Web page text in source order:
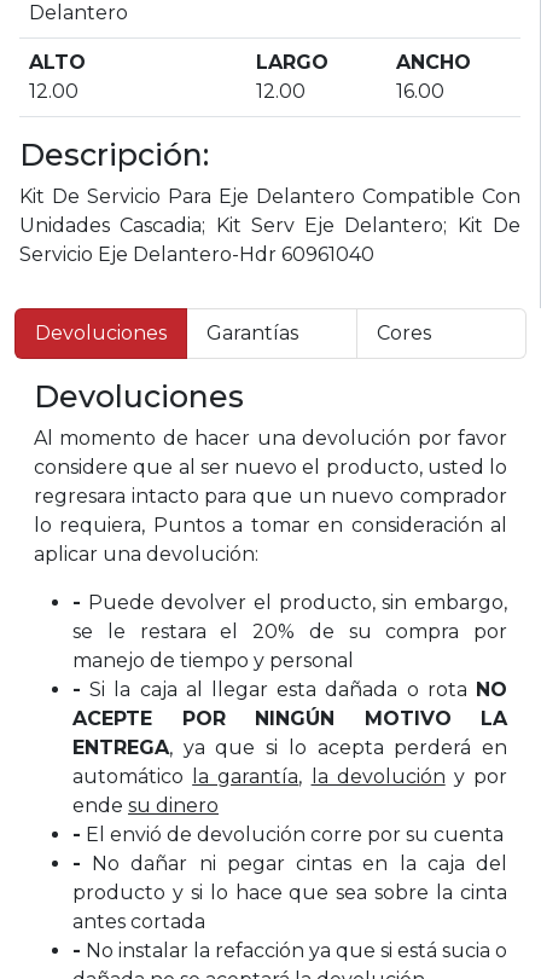
Delantero
ALTO
12.00
LARGO
12.00
ANCHO
16.00
Descripción:
Kit De Servicio Para Eje Delantero Compatible Con
Unidades Cascadia; Kit Serv Eje Delantero; Kit De
Servicio Eje Delantero-Hdr 60961040
Devoluciones Garantías Cores
Devoluciones
Al momento de hacer una devolución por favor
considere que al ser nuevo el producto, usted lo
regresara intacto para que un nuevo comprador
lo requiera, Puntos a tomar en consideración al
aplicar una devolución:
- Puede devolver el producto, sin embargo,
se le restara el 20% de su compra por
manejo de tiempo y personal
- Si la caja al llegar esta dañada o rota NO
ACEPTE POR NINGÚN MOTIVO LA
ENTREGA, ya que si lo acepta perderá en
automático
la garantía, la devolución y por
ende su dinero
- El envió de devolución corre por su cuenta
- No dañar ni pegar cintas en la caja del
producto y si lo hace que sea sobre la cinta
antes cortada
- No instalar la refacción ya que si está sucia o